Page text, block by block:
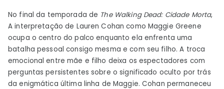
por
trás
de
sua
última
linha
No final da temporada de The Walking Dead: Cidade Morta,
A interpretação de Lauren Cohan como Maggie Greene
ocupa o centro do palco enquanto ela enfrenta uma
batalha pessoal consigo mesma e com seu filho. A troca
emocional entre mãe e filho deixa os espectadores com
perguntas persistentes sobre o significado oculto por trás
da enigmática última linha de Maggie. Cohan permaneceu